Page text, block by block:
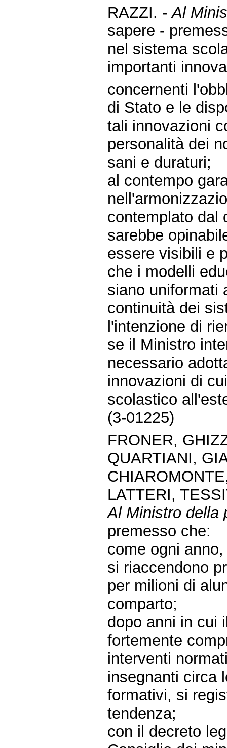
RAZZI. -Al
sapere -
nel sistema
importanti
concernenti
di Stato e le
tali innovazioni
personalità dei
sani e duraturi;
al contempo
contemplato dal
sarebbe
essere visibili e
che i modelli
siano uniformati
continuità dei
l'intenzione di
se il Ministro
necessario
innovazioni di
scolastico
(3-01225)
FRONER,
QUARTIANI,
LATTERI,
Al Ministro della
premesso che:
come ogni
si riaccendono
per milioni di
comparto;
dopo anni in cui
fortemente
interventi
insegnanti circa
formativi, si
tendenza;
con il decreto